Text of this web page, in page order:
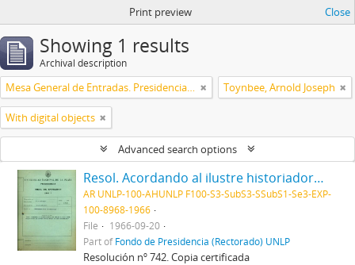
Print preview Close
Showing 1 results
Archival description
Mesa General de Entradas. Presidencia UNLP Toynbee, Arnold Joseph
With digital objects
Advanced search options
Resol. Acordando al ilustre historiador inglés Dr. Arnold Toynbee, el título de "Doctor Honoris Causa" de esta Universidad 1966
AR UNLP-100-AHUNLP F100-S3-SubS3-SSubS1-Se3-EXP-
100-8968-1966
File
1966-09-20
Part ofFondo de Presidencia (Rectorado) UNLP
Resolución nº 742. Copia certificada